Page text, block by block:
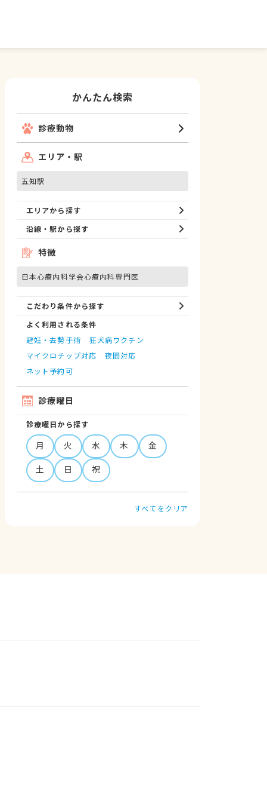
かんたん検索
診療動物
エリア・駅
五知駅
エリアから探す
沿線・駅から探す
特徴
日本心療内科学会心療内科専門医
こだわり条件から探す
よく利用される条件
避妊・去勢手術
狂犬病ワクチン
マイクロチップ対応
夜間対応
ネット予約可
診療曜日
診療曜日から探す
月 火 水 木
金
土
日 祝
すべてをクリア